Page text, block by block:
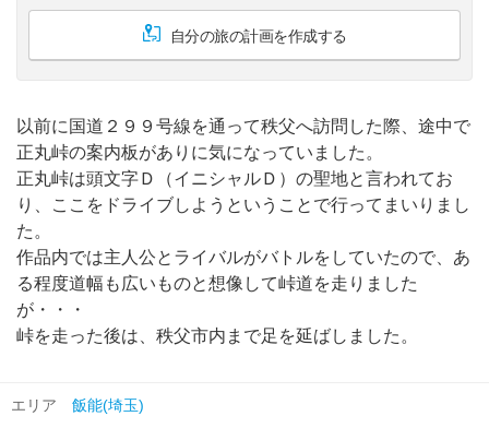
自分の旅の計画を作成する
以前に国道２９９号線を通って秩父へ訪問した際、途中で
正丸峠の案内板がありに気になっていました。
正丸峠は頭文字Ｄ（イニシャルＤ）の聖地と言われてお
り、ここをドライブしようということで行ってまいりまし
た。
作品内では主人公とライバルがバトルをしていたので、あ
る程度道幅も広いものと想像して峠道を走りました
が・・・
峠を走った後は、秩父市内まで足を延ばしました。
エリア 飯能(埼玉)